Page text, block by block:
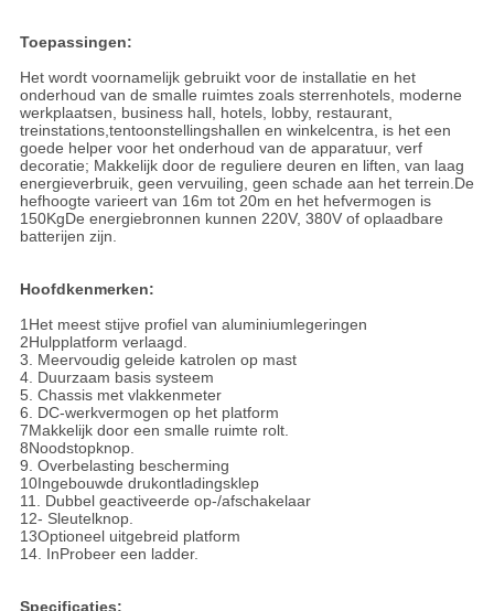
Toepassingen:
Het wordt voornamelijk gebruikt voor de installatie en het
onderhoud van de smalle ruimtes zoals sterrenhotels, moderne
werkplaatsen, business hall, hotels, lobby, restaurant,
treinstations,tentoonstellingshallen en winkelcentra, is het een
goede helper voor het onderhoud van de apparatuur, verf
decoratie; Makkelijk door de reguliere deuren en liften, van laag
energieverbruik, geen vervuiling, geen schade aan het terrein.De
hefhoogte varieert van 16m tot 20m en het hefvermogen is
150KgDe energiebronnen kunnen 220V, 380V of oplaadbare
batterijen zijn.
Hoofdkenmerken:
1Het meest stijve profiel van aluminiumlegeringen
2Hulpplatform verlaagd.
3. Meervoudig geleide katrolen op mast
4. Duurzaam basis systeem
5. Chassis met vlakkenmeter
6. DC-werkvermogen op het platform
7Makkelijk door een smalle ruimte rolt.
8Noodstopknop.
9. Overbelasting bescherming
10Ingebouwde drukontladingsklep
11. Dubbel geactiveerde op-/afschakelaar
12- Sleutelknop.
13Optioneel uitgebreid platform
14. InProbeer een ladder.
Specificaties: